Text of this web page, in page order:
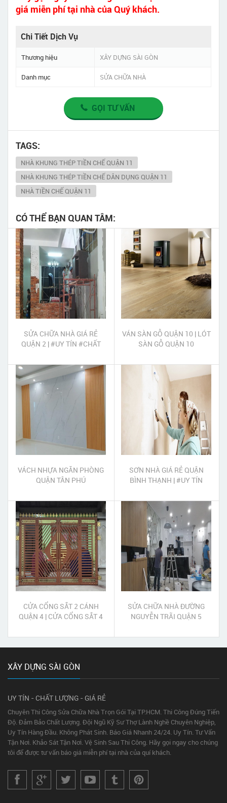
giá miễn phí tại nhà của Quý khách.
Chi Tiết Dịch Vụ
Thương hiệu XÂY DỰNG SÀI GÒN
Danh mục SỬA CHỮA NHÀ
GỌI TƯ VẤN
TAGS:
NHÀ KHUNG THÉP TIỀN CHẾ QUẬN 11
NHÀ KHUNG THÉP TIỀN CHẾ DÂN DỤNG QUẬN 11
NHÀ TIỀN CHẾ QUẬN 11
CÓ THỂ BẠN QUAN TÂM:
SỬA CHỮA NHÀ GIÁ RẺ
QUẬN 2 | #UY TÍN #CHẤT
VÁN SÀN GỖ QUẬN 10 | LÓT
SÀN GỖ QUẬN 10
VÁCH NHỰA NGĂN PHÒNG
QUẬN TÂN PHÚ
SƠN NHÀ GIÁ RẺ QUẬN
BÌNH THẠNH | #UY TÍN
CỬA CỔNG SẮT 2 CÁNH
QUẬN 4 | CỬA CỔNG SẮT 4
SỬA CHỮA NHÀ ĐƯỜNG
NGUYỄN TRÃI QUẬN 5
XÂY DỰNG SÀI GÒN
UY TÍN - CHẤT LƯỢNG - GIÁ RẺ
Chuyên Thi Công Sửa Chữa Nhà Trọn Gói Tại TP.HCM. Thi Công Đúng Tiến
Độ. Đảm Bảo Chất Lượng. Đội Ngũ Kỹ Sư Thợ Lành Nghề Chuyên Nghiệp,
Uy Tín Hàng Đầu. Không Phát Sinh. Báo Giá Nhanh 24/24. Uy Tín. Tư Vấn
Tận Nơi. Khảo Sát Tận Nơi. Vệ Sinh Sau Thi Công. Hãy gọi ngay cho chúng
tôi để được tư vấn báo giá miễn phí tại nhà của quí khách.